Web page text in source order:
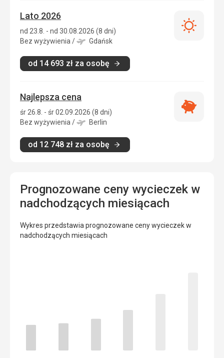
Lato 2026
nd 23.8. - nd 30.08.2026 (8 dni)
Bez wyżywienia / Gdańsk
od 14 693 zł za osobę
Lato
Najlepsza cena
śr 26.8. - śr 02.09.2026 (8 dni)
Bez wyżywienia / Berlin
od 12 748 zł za osobę
Najlepsza
Prognozowane ceny wycieczek w
nadchodzących miesiącach
Wykres przedstawia prognozowane ceny wycieczek w
nadchodzących miesiącach